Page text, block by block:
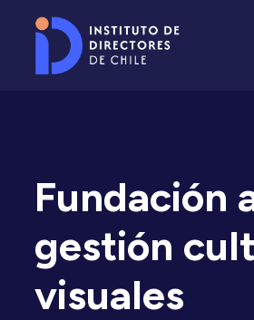
Fundación
gestión
visuales